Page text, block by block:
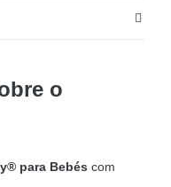
o
para Bebés com